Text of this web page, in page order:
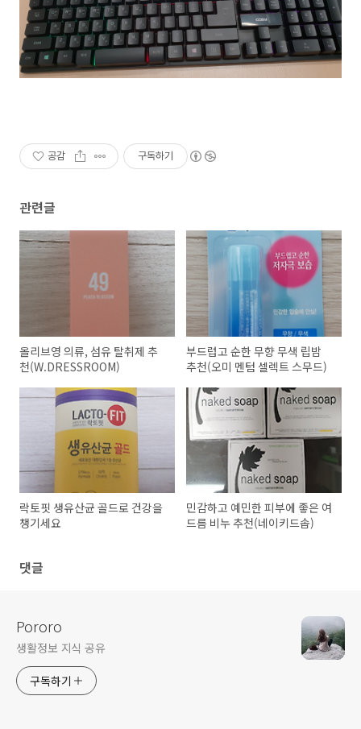
공감 구독하기
관련글
올리브영 의류, 섬유 탈취제 추
천(W.DRESSROOM)
부드럽고 순한 무향 무색 립밤
추천(오미 멘텀 셀렉트 스무드)
락토핏 생유산균 골드로 건강을
챙기세요
민감하고 예민한 피부에 좋은 여
드름 비누 추천(네이키드솝)
댓글
Pororo
생활정보 지식 공유
구독하기